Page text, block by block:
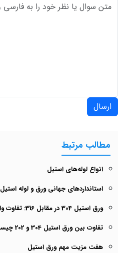
ارسال
مطالب مرتبط
انواع لوله‌های استیل
استانداردهای جهانی ورق و لوله استیل
ورق استیل 304 در مقابل 316: تفاوت واقعی را بدانید (بخش اول)
تفاوت بین ورق استیل 304 و 202 چیست؟
هفت مزیت مهم ورق استیل